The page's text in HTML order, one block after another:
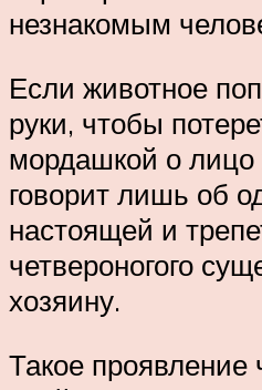
незнакомым
Если животное
руки, чтобы
мордашкой о лицо
говорит лишь об
настоящей и
четвероногого
хозяину.
Такое проявление